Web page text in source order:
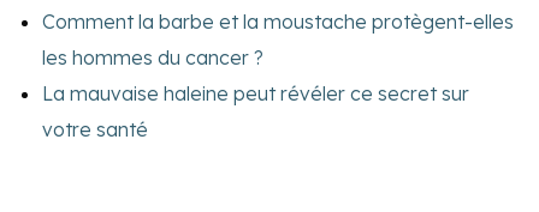
Comment la barbe et la moustache protègent-elles
les hommes du cancer ?
La mauvaise haleine peut révéler ce secret sur
votre santé